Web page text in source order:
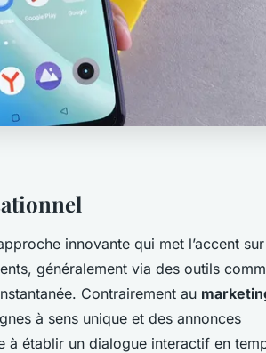
innovante qui met l’accent sur
généralement via des outils
Contrairement au
à sens unique et des annonces
à établir un dialogue interactif en